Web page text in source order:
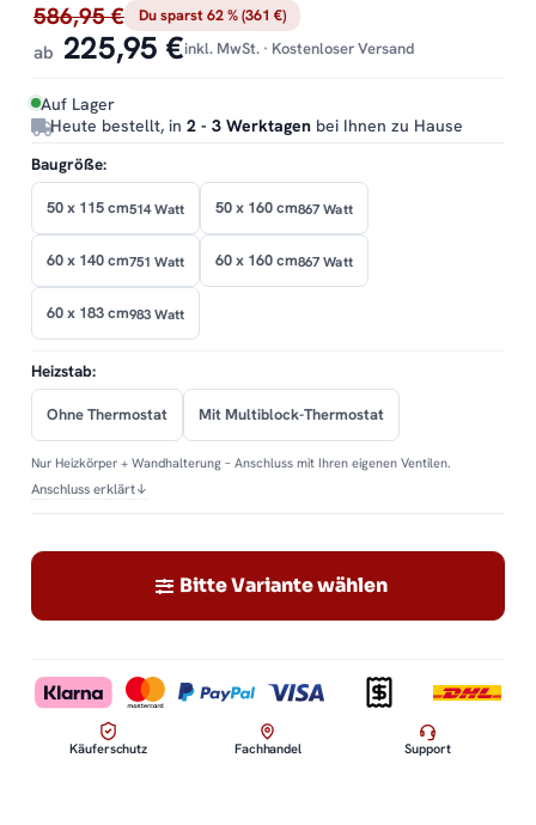
586,95 € Du sparst 62 % (361 €)
ab 225,95 €inkl. MwSt. · Kostenloser Versand
Auf Lager
Heute bestellt, in 2 - 3 Werktagen bei Ihnen zu Hause
Baugröße:
50 x 115 cm514 Watt 50 x 160 cm867 Watt
60 x 140 cm751 Watt 60 x 160 cm867 Watt
60 x 183 cm983 Watt
Heizstab:
Ohne Thermostat Mit Multiblock-Thermostat
Nur Heizkörper + Wandhalterung – Anschluss mit Ihren eigenen Ventilen.
Anschluss erklärt↓
Bitte Variante wählen
Käuferschutz Fachhandel Support